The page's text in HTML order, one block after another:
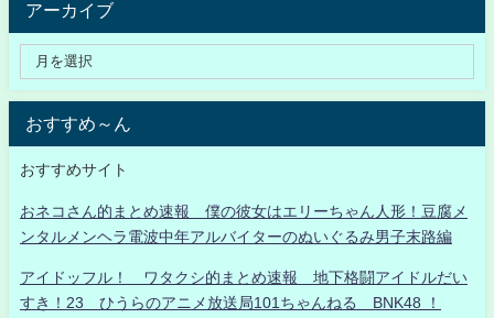
アーカイブ
おすすめ～ん
おすすめサイト
おネコさん的まとめ速報 僕の彼女はエリーちゃん人形！豆腐メ
ンタルメンヘラ電波中年アルバイターのぬいぐるみ男子末路編
アイドッフル！ ワタクシ的まとめ速報 地下格闘アイドルだい
すき！23 ひうらのアニメ放送局101ちゃんねる BNK48 ！